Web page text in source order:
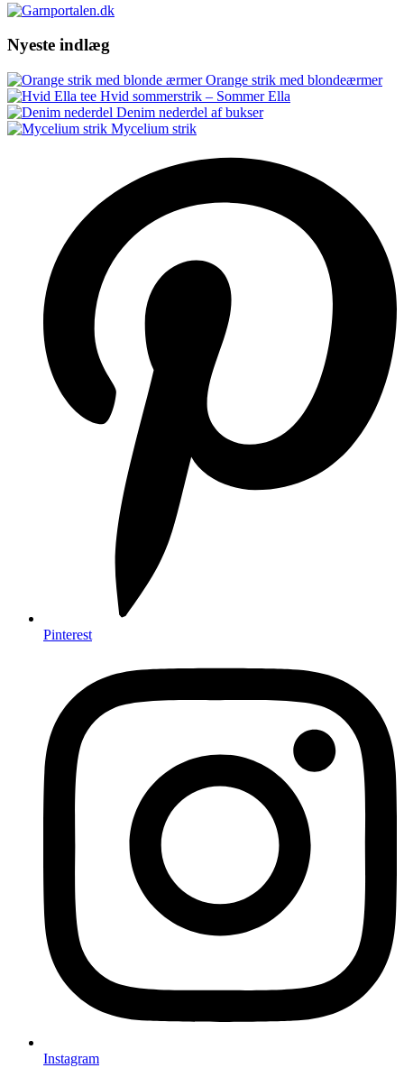
Nyeste indlæg
Orange strik med blondeærmer
Hvid sommerstrik – Sommer Ella
Denim nederdel af bukser
Mycelium strik
Pinterest
Instagram